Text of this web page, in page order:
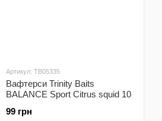
Артикул: TB05335
Вафтерси Trinity Baits
BALANCE Sport Citrus squid 10
99 грн